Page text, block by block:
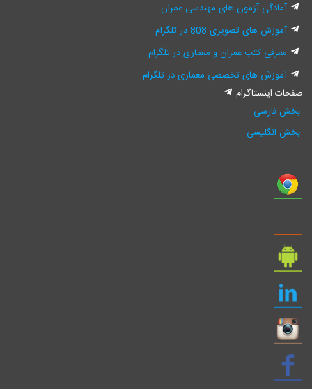
آمادگی آزمون های مهندسی عمران
آموزش های تصویری 808 در تلگرام
معرفی کتب عمران و معماری در تلگرام
آموزش های تخصصی معماری در تلگرام
صفحات اینستاگرام
بخش فارسی
بخش انگلیسی